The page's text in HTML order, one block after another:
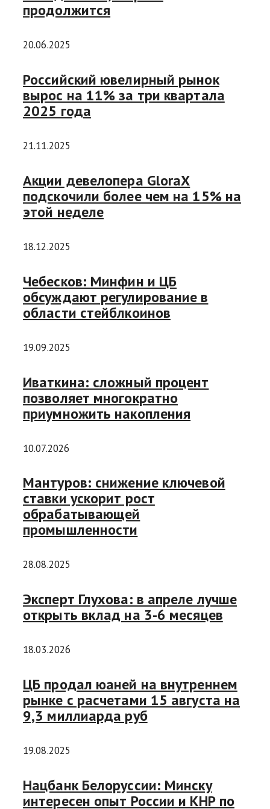
продолжится
20.06.2025
Российский ювелирный рынок
вырос на 11% за три квартала
2025 года
21.11.2025
Акции девелопера GloraX
подскочили более чем на 15% на
этой неделе
18.12.2025
Чебесков: Минфин и ЦБ
обсуждают регулирование в
области стейблкоинов
19.09.2025
Иваткина: сложный процент
позволяет многократно
приумножить накопления
10.07.2026
Мантуров: снижение ключевой
ставки ускорит рост
обрабатывающей
промышленности
28.08.2025
Эксперт Глухова: в апреле лучше
открыть вклад на 3-6 месяцев
18.03.2026
ЦБ продал юаней на внутреннем
рынке с расчетами 15 августа на
9,3 миллиарда руб
19.08.2025
Нацбанк Белоруссии: Минску
интересен опыт России и КНР по